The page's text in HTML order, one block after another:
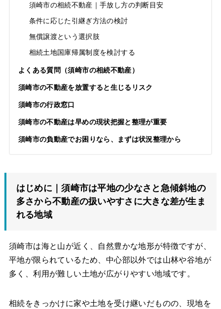
須崎市の相続不動産｜手放し方の判断目安
条件に応じた引継ぎ方法の検討
無償譲渡という選択肢
相続土地国庫帰属制度を検討する
よくある質問（須崎市の相続不動産）
須崎市の不動産を放置すると生じるリスク
須崎市の行政窓口
須崎市の不動産は早めの現状把握と整理が重要
須崎市の負動産でお困りなら、まずは状況整理から
はじめに｜須崎市は平地の少なさと急傾斜地の
多さから不動産の扱いやすさに大きな差が生ま
れる地域
須崎市は海と山が近く、自然豊かな地形が特徴ですが、
平地が限られているため、中心部以外では山林や谷地が
多く、利用が難しい土地が広がりやすい地域です。
相続をきっかけに家や土地を受け継いだものの、現地を